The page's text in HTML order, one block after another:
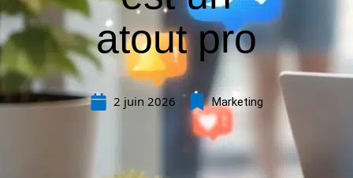
atout pro
2 juin 2026 Marketing